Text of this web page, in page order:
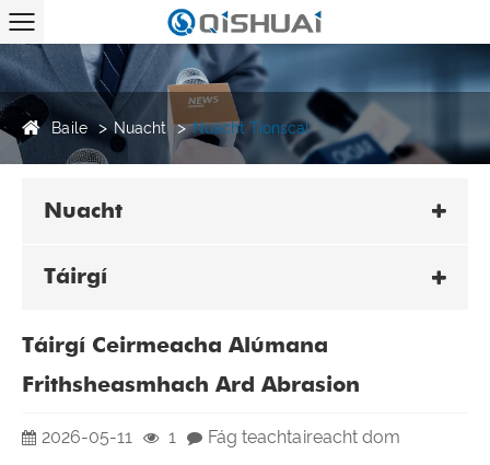
Baile Nuacht Nuacht Tionscal
Nuacht
Táirgí
Táirgí Ceirmeacha Alúmana
Frithsheasmhach Ard Abrasion
2026-05-11 1
Fág teachtaireacht dom